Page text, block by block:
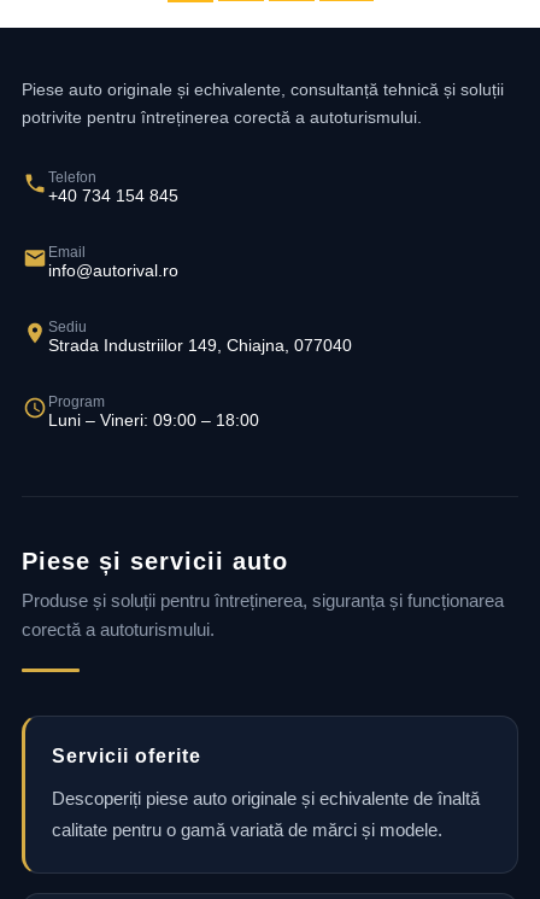
Piese auto originale și echivalente, consultanță tehnică și soluții
potrivite pentru întreținerea corectă a autoturismului.
Telefon
+40 734 154 845
Email
info@autorival.ro
Sediu
Strada Industriilor 149, Chiajna, 077040
Program
Luni – Vineri: 09:00 – 18:00
Piese și servicii auto
Produse și soluții pentru întreținerea, siguranța și funcționarea
corectă a autoturismului.
Servicii oferite
Descoperiți piese auto originale și echivalente de înaltă
calitate pentru o gamă variată de mărci și modele.